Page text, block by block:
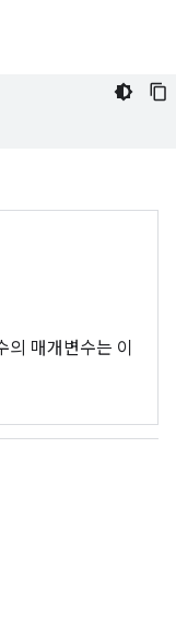
매개변수는 이